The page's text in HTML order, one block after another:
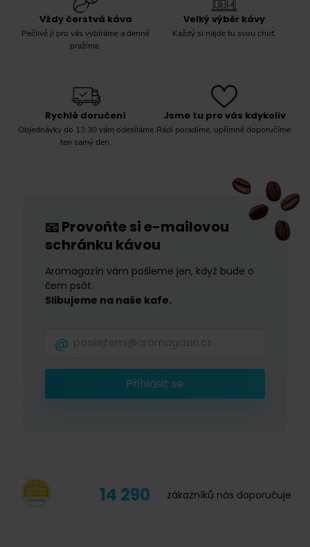
Vždy čerstvá káva
Pečlivě ji pro vás vybíráme a denně
pražíme.
Velký výběr kávy
Každý si najde tu svou chuť.
Rychlé doručení
Objednávky do 13:30 vám odesíláme
ten samý den.
Jsme tu pro vás kdykoliv
Rádi poradíme, upřímně doporučíme.
📧Provoňte si e-mailovou
schránku kávou
Aromagazín vám pošleme jen, když bude o
čem psát.
Slibujeme na naše kafe.
Přihlásit se
14 290 zákazníků nás doporučuje